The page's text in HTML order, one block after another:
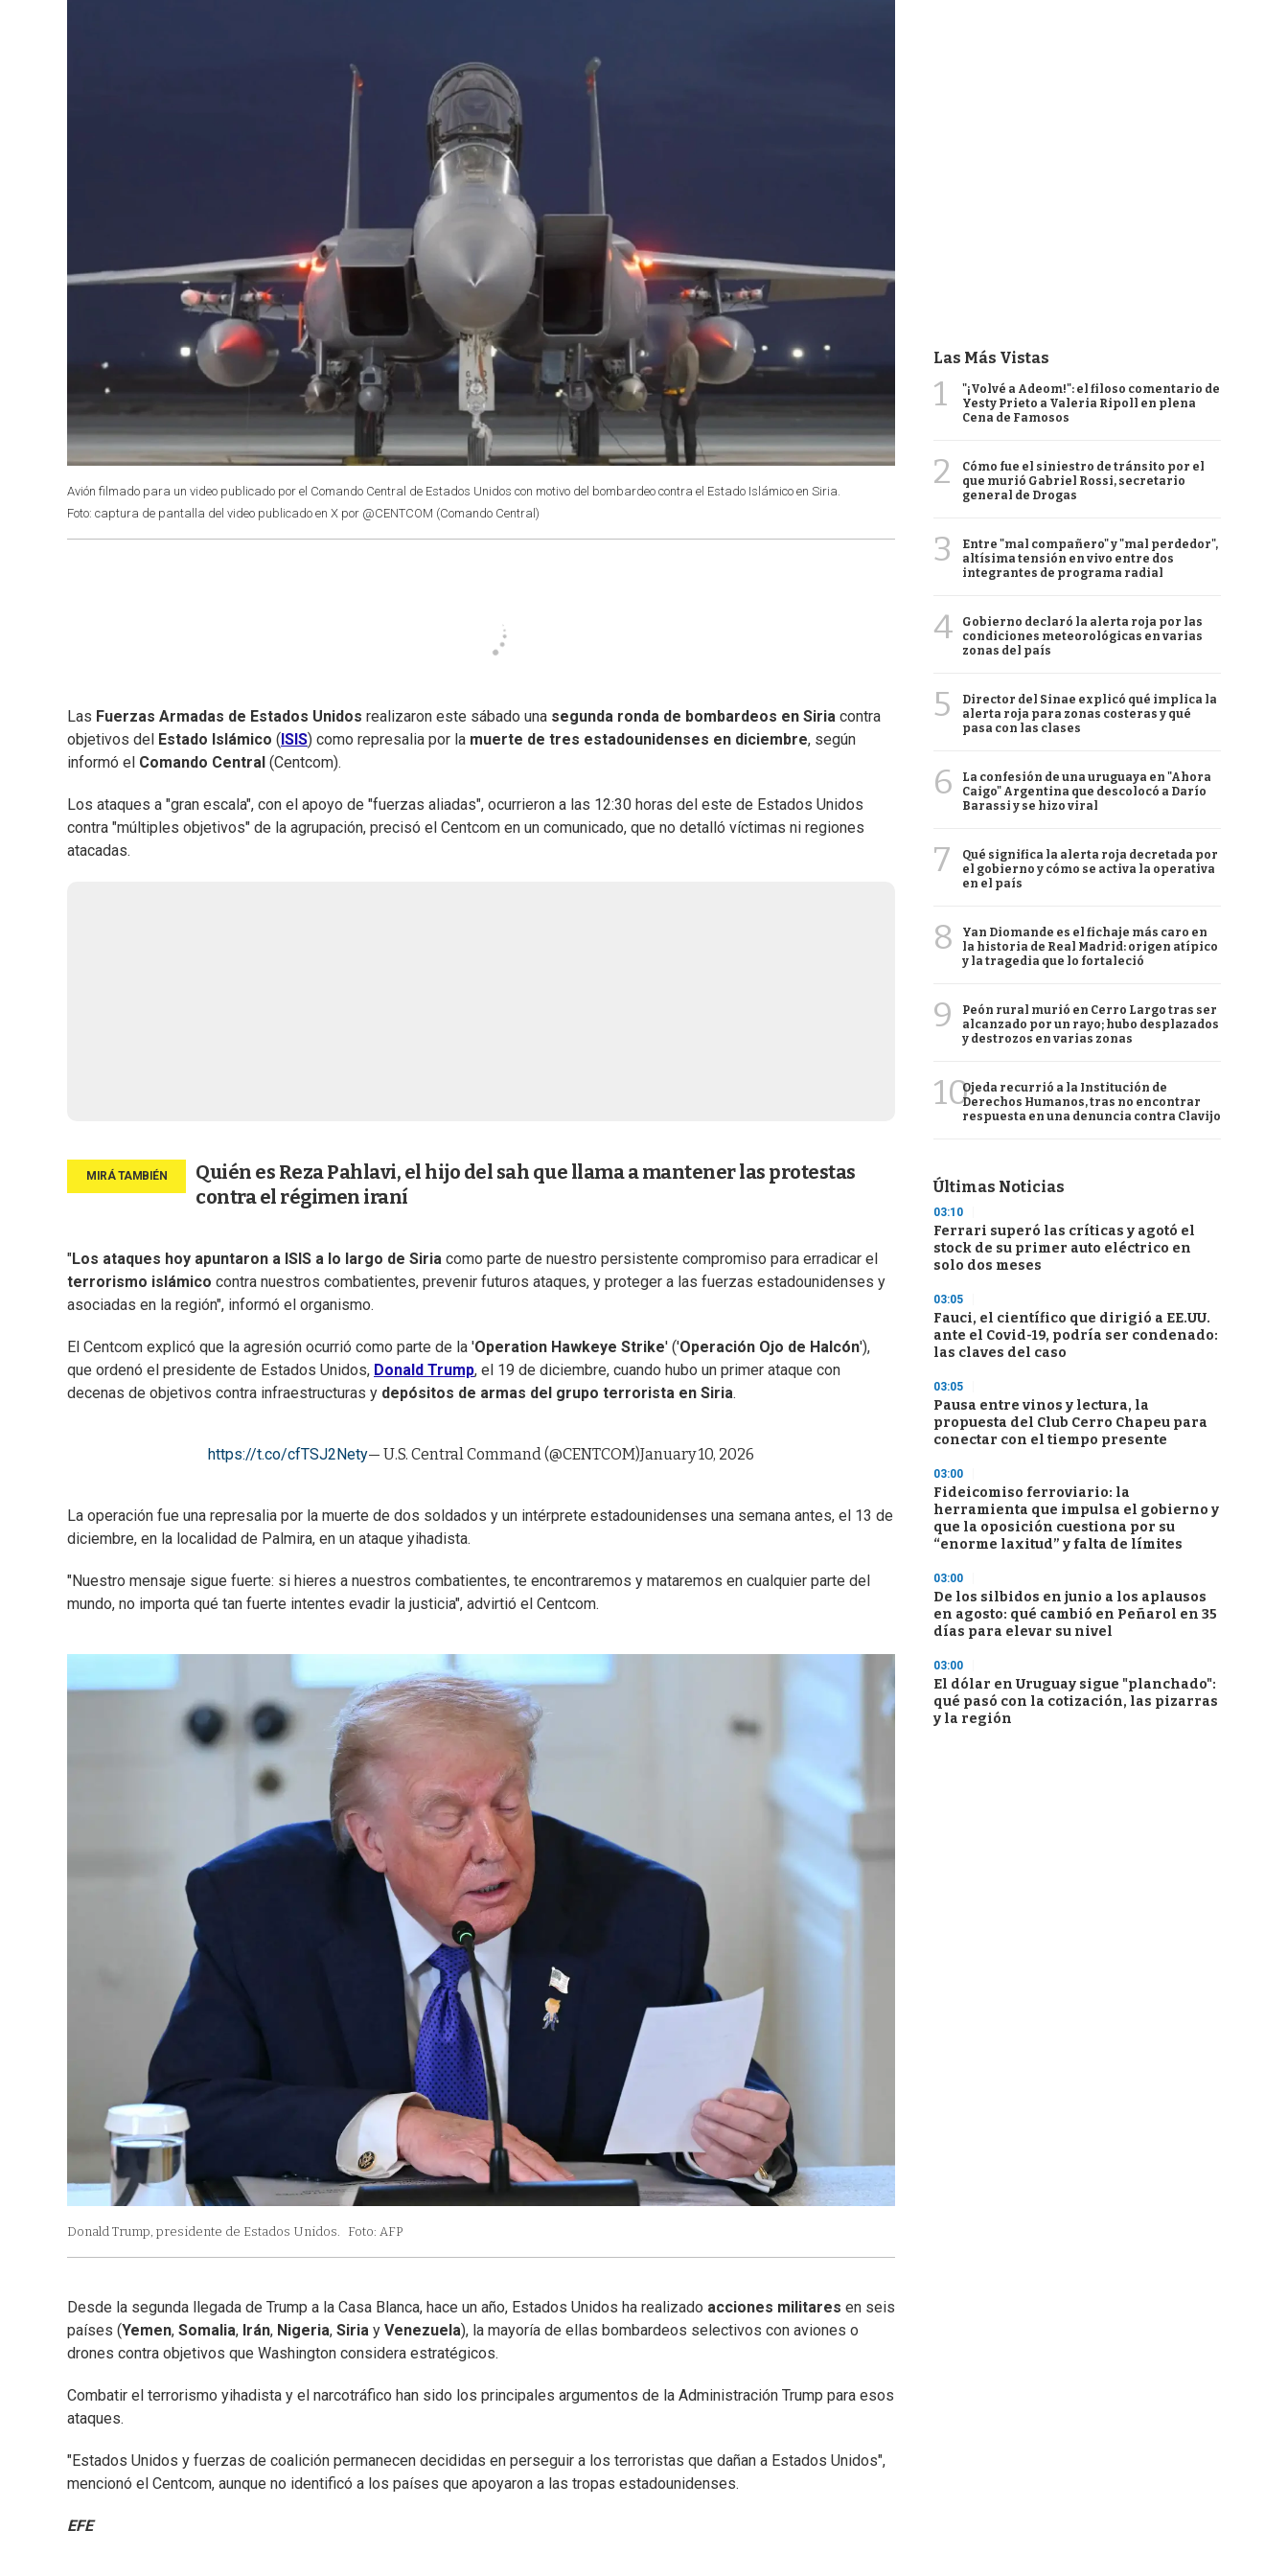
Avión filmado para un video publicado por el Comando Central de Estados Unidos con motivo del bombardeo contra el Estado Islámico en Siria.
Foto: captura de pantalla del video publicado en X por @CENTCOM (Comando Central)
Las Fuerzas Armadas de Estados Unidos realizaron este sábado una segunda ronda de bombardeos en Siria contra
objetivos del
Estado Islámico ( ISIS) como represalia por la muerte de tres estadounidenses en diciembre, según
informó el Comando Central (Centcom).
Los ataques a "gran escala", con el apoyo de "fuerzas aliadas", ocurrieron a las 12:30 horas del este de Estados Unidos
contra "múltiples objetivos" de la agrupación, precisó el Centcom en un comunicado, que no detalló víctimas ni regiones
atacadas.
Quién es Reza Pahlavi, el hijo del sah que llama a mantener las protestas
contra el régimen iraní
"Los ataques hoy apuntaron a ISIS a lo largo de Siria como parte de nuestro persistente compromiso para erradicar el
terrorismo islámico contra nuestros combatientes, prevenir futuros ataques, y proteger a las fuerzas estadounidenses y
asociadas en la región", informó el organismo.
El Centcom explicó que la agresión ocurrió como parte de la 'Operation Hawkeye Strike' ('Operación Ojo de Halcón'),
que ordenó el presidente de Estados Unidos, Donald Trump, el 19 de diciembre, cuando hubo un primer ataque con
decenas de objetivos contra infraestructuras y depósitos de armas del grupo terrorista en Siria.
https://t.co/cfTSJ2Nety— U.S. Central Command (@CENTCOM)January 10, 2026
La operación fue una represalia por la muerte de dos soldados y un intérprete estadounidenses una semana antes, el 13 de
diciembre, en la localidad de Palmira, en un ataque yihadista.
"Nuestro mensaje sigue fuerte: si hieres a nuestros combatientes, te encontraremos y mataremos en cualquier parte del
mundo, no importa qué tan fuerte intentes evadir la justicia", advirtió el Centcom.
Donald Trump, presidente de Estados Unidos. Foto: AFP
Desde la segunda llegada de Trump a la Casa Blanca, hace un año, Estados Unidos ha realizado acciones militares en seis
países (Yemen, Somalia, Irán, Nigeria, Siria y Venezuela), la mayoría de ellas bombardeos selectivos con aviones o
drones contra objetivos que Washington considera estratégicos.
Combatir el terrorismo yihadista y el narcotráfico han sido los principales argumentos de la Administración Trump para esos
ataques.
"Estados Unidos y fuerzas de coalición permanecen decididas en perseguir a los terroristas que dañan a Estados Unidos",
mencionó el Centcom, aunque no identificó a los países que apoyaron a las tropas estadounidenses.
EFE
Las Más Vistas
1
"¡Volvé a Adeom!": el filoso comentario de
Yesty Prieto a Valeria Ripoll en plena
Cena de Famosos
2
Cómo fue el siniestro de tránsito por el
que murió Gabriel Rossi, secretario
general de Drogas
3
Entre "mal compañero" y "mal perdedor",
altísima tensión en vivo entre dos
integrantes de programa radial
4
Gobierno declaró la alerta roja por las
condiciones meteorológicas en varias
zonas del país
5
Director del Sinae explicó qué implica la
alerta roja para zonas costeras y qué
pasa con las clases
6
La confesión de una uruguaya en "Ahora
Caigo" Argentina que descolocó a Darío
Barassi y se hizo viral
7
Qué significa la alerta roja decretada por
el gobierno y cómo se activa la operativa
en el país
8
Yan Diomande es el fichaje más caro en
la historia de Real Madrid: origen atípico
y la tragedia que lo fortaleció
9
Peón rural murió en Cerro Largo tras ser
alcanzado por un rayo; hubo desplazados
y destrozos en varias zonas
10Ojeda recurrió a la Institución de
Derechos Humanos, tras no encontrar
respuesta en una denuncia contra Clavijo
Últimas Noticias
03:10
Ferrari superó las críticas y agotó el
stock de su primer auto eléctrico en
solo dos meses
03:05
Fauci, el científico que dirigió a EE.UU.
ante el Covid-19, podría ser condenado:
las claves del caso
03:05
Pausa entre vinos y lectura, la
propuesta del Club Cerro Chapeu para
conectar con el tiempo presente
03:00
Fideicomiso ferroviario: la
herramienta que impulsa el gobierno y
que la oposición cuestiona por su
“enorme laxitud” y falta de límites
03:00
De los silbidos en junio a los aplausos
en agosto: qué cambió en Peñarol en 35
días para elevar su nivel
03:00
El dólar en Uruguay sigue "planchado":
qué pasó con la cotización, las pizarras
y la región